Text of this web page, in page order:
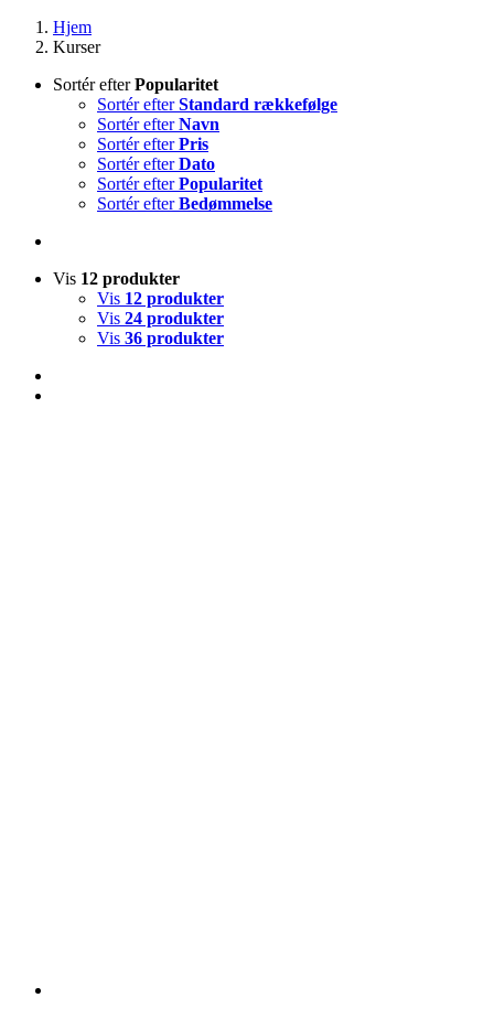
Hjem
Kurser
Sortér efterPopularitet
Sortér efterStandard rækkefølge
Sortér efterNavn
Sortér efterPris
Sortér efterDato
Sortér efterPopularitet
Sortér efterBedømmelse
Vis 12 produkter
Vis 12 produkter
Vis 24 produkter
Vis 36 produkter